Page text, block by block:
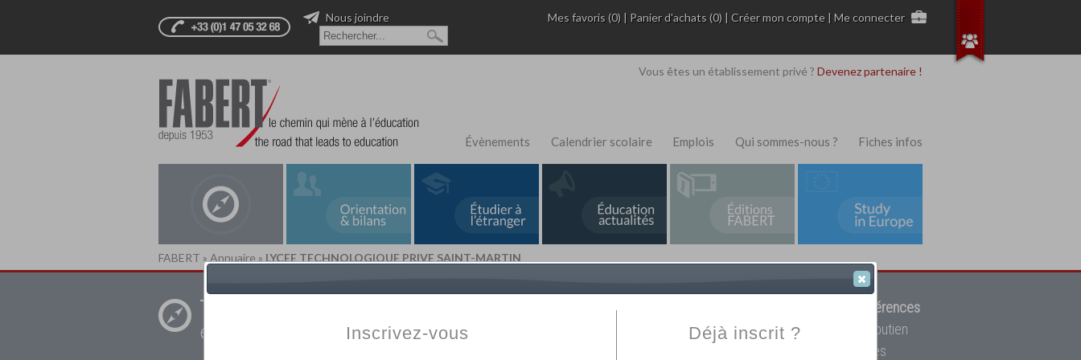
Mes favoris (0) | Panier d'achats (0) |Créer mon compte |Me connecter
Nous joindre
Vous êtes un établissement privé ? Devenez partenaire !
Évènements Calendrier scolaire Emplois Qui sommes-nous ? Fiches infos
FABERT » Annuaire » LYCEE TECHNOLOGIQUE PRIVE SAINT-MARTIN
Trouver un
établissement privé
Fabert.com
12908 références
votre établissement privé, du primaire au supérieur, mais aussi des cours de soutien
scolaire et des cours à distance. Ce moteur regroupe toutes les écoles privées
Inscrivez-vous Déjà inscrit ?